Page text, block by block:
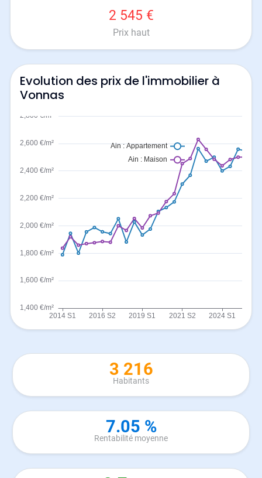
2 545 €
Prix haut
Evolution des prix de l'immobilier à
Vonnas
3 216
Habitants
7.05 %
Rentabilité moyenne